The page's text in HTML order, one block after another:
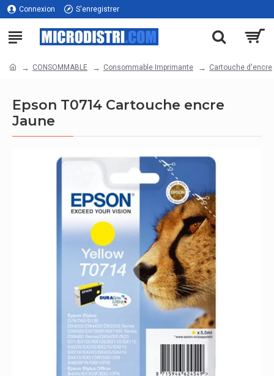
Connexion S'enregistrer
CONSOMMABLE Consommable Imprimante Cartouche d'encre
Epson T0714 Cartouche encre
Jaune